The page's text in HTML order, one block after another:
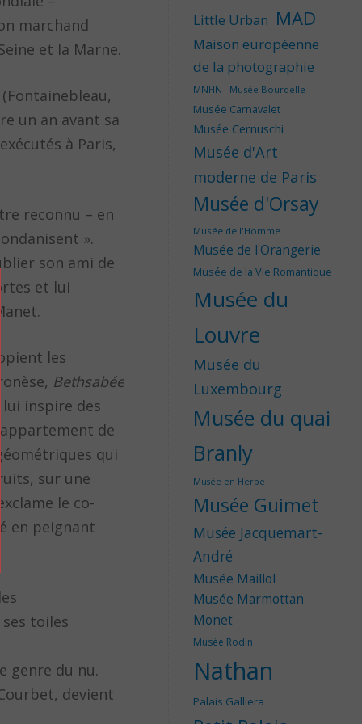
marchand
et la Marne.
un an avant sa
à Paris,
reconnu – en
».
son ami de
et lui
les
Bethsabée
lui inspire des
de
qui
sur une
le co-
en peignant
toiles
genre du nu.
devient
Little Urban MAD
Maison européenne
de la photographie
MNHN Musée Bourdelle
Musée Carnavalet
Musée Cernuschi
Musée d'Art
moderne de Paris
Musée d'Orsay
Musée de l'Homme
Musée de l'Orangerie
Musée de la Vie Romantique
Musée du
Louvre
Musée du
Luxembourg
Musée du quai
Branly
Musée en Herbe
Musée Guimet
Musée Jacquemart-
André
Musée Maillol
Musée Marmottan
Monet
Musée Rodin
Nathan
Palais Galliera